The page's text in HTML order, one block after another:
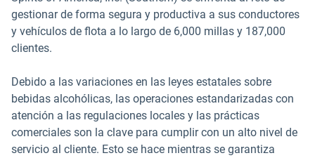
gestionar de forma segura y productiva a sus conductores
y vehículos de flota a lo largo de 6,000 millas y 187,000
clientes.
Debido a las variaciones en las leyes estatales sobre
bebidas alcohólicas, las operaciones estandarizadas con
atención a las regulaciones locales y las prácticas
comerciales son la clave para cumplir con un alto nivel de
servicio al cliente. Esto se hace mientras se garantiza